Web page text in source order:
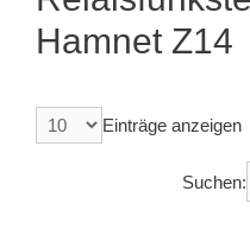
Hamnet Z14
Einträge anzeigen
Suchen: